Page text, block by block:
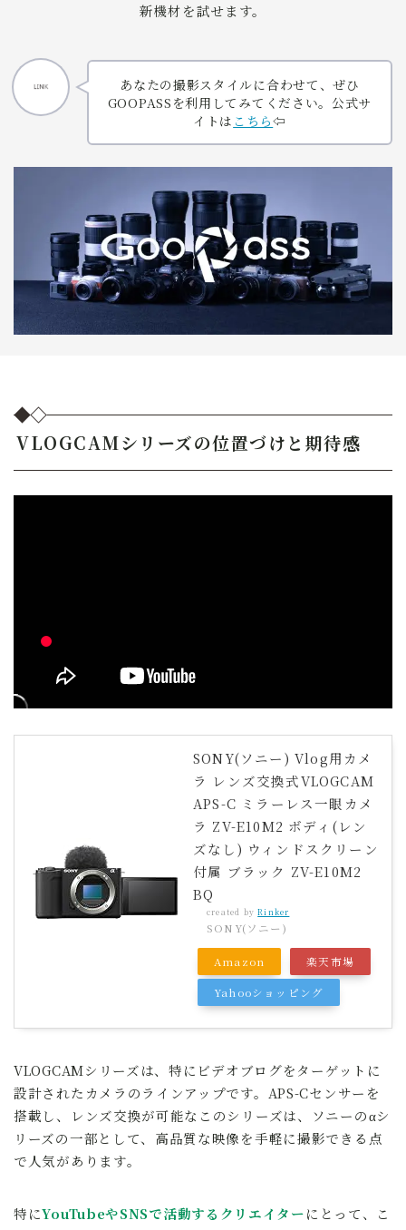
新機材を試せます。
あなたの撮影スタイルに合わせて、ぜひ
GOOPASSを利用してみてください。公式サ
イトは こちら⇦
VLOGCAMシリーズの位置づけと期待感
SONY(ソニー) Vlog用カメ
ラ レンズ交換式VLOGCAM
APS-C ミラーレス一眼カメ
ラ ZV-E10M2 ボディ(レン
ズなし) ウィンドスクリーン
付属 ブラック ZV-E10M2
BQ
created byRinker
SONY(ソニー)
Amazon 楽天市場
Yahooショッピング
VLOGCAMシリーズは、特にビデオブログをターゲットに
設計されたカメラのラインアップです。APS-Cセンサーを
搭載し、レンズ交換が可能なこのシリーズは、ソニーのαシ
リーズの一部として、高品質な映像を手軽に撮影できる点
で人気があります。
特にYouTubeやSNSで活動するクリエイターにとって、こ